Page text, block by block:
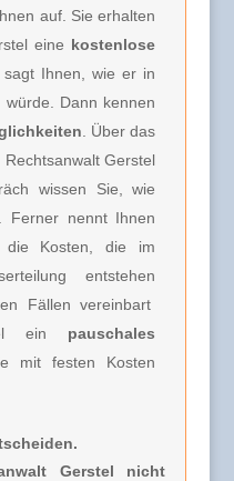
auf. Sie erhalten
eine kostenlose
sagt Ihnen, wie er in
Dann kennen
. Über das
Rechtsanwalt Gerstel
wissen Sie, wie
Ferner nennt Ihnen
die Kosten, die im
entstehen
Fällen vereinbart
ein pauschales
mit festen Kosten
Gerstel nicht